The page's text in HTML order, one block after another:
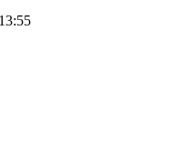
13:55